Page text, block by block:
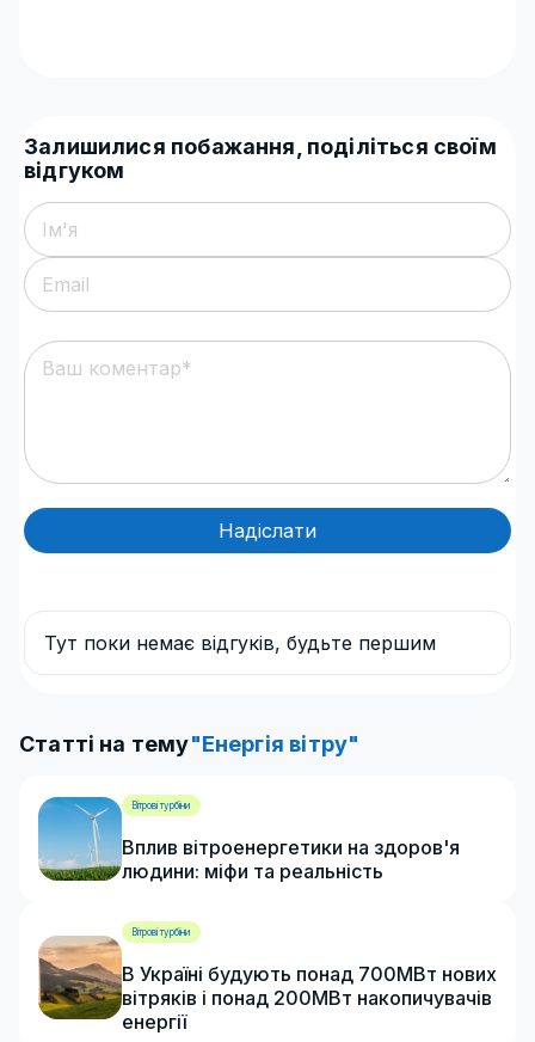
Залишилися побажання, поділіться своїм
відгуком
Надіслати
Тут поки немає відгуків, будьте першим
Статті на тему"Енергія вітру"
Вітрові турбіни
Вплив вітроенергетики на здоров'я
людини: міфи та реальність
Вітрові турбіни
В Україні будують понад 700МВт нових
вітряків і понад 200МВт накопичувачів
енергії